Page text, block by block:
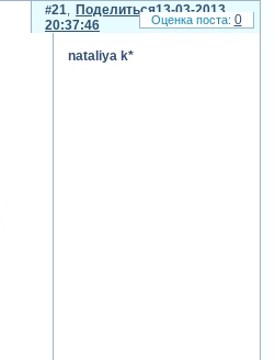
Поделиться
21
13-03-2013
20:37:46
nataliya k*
0